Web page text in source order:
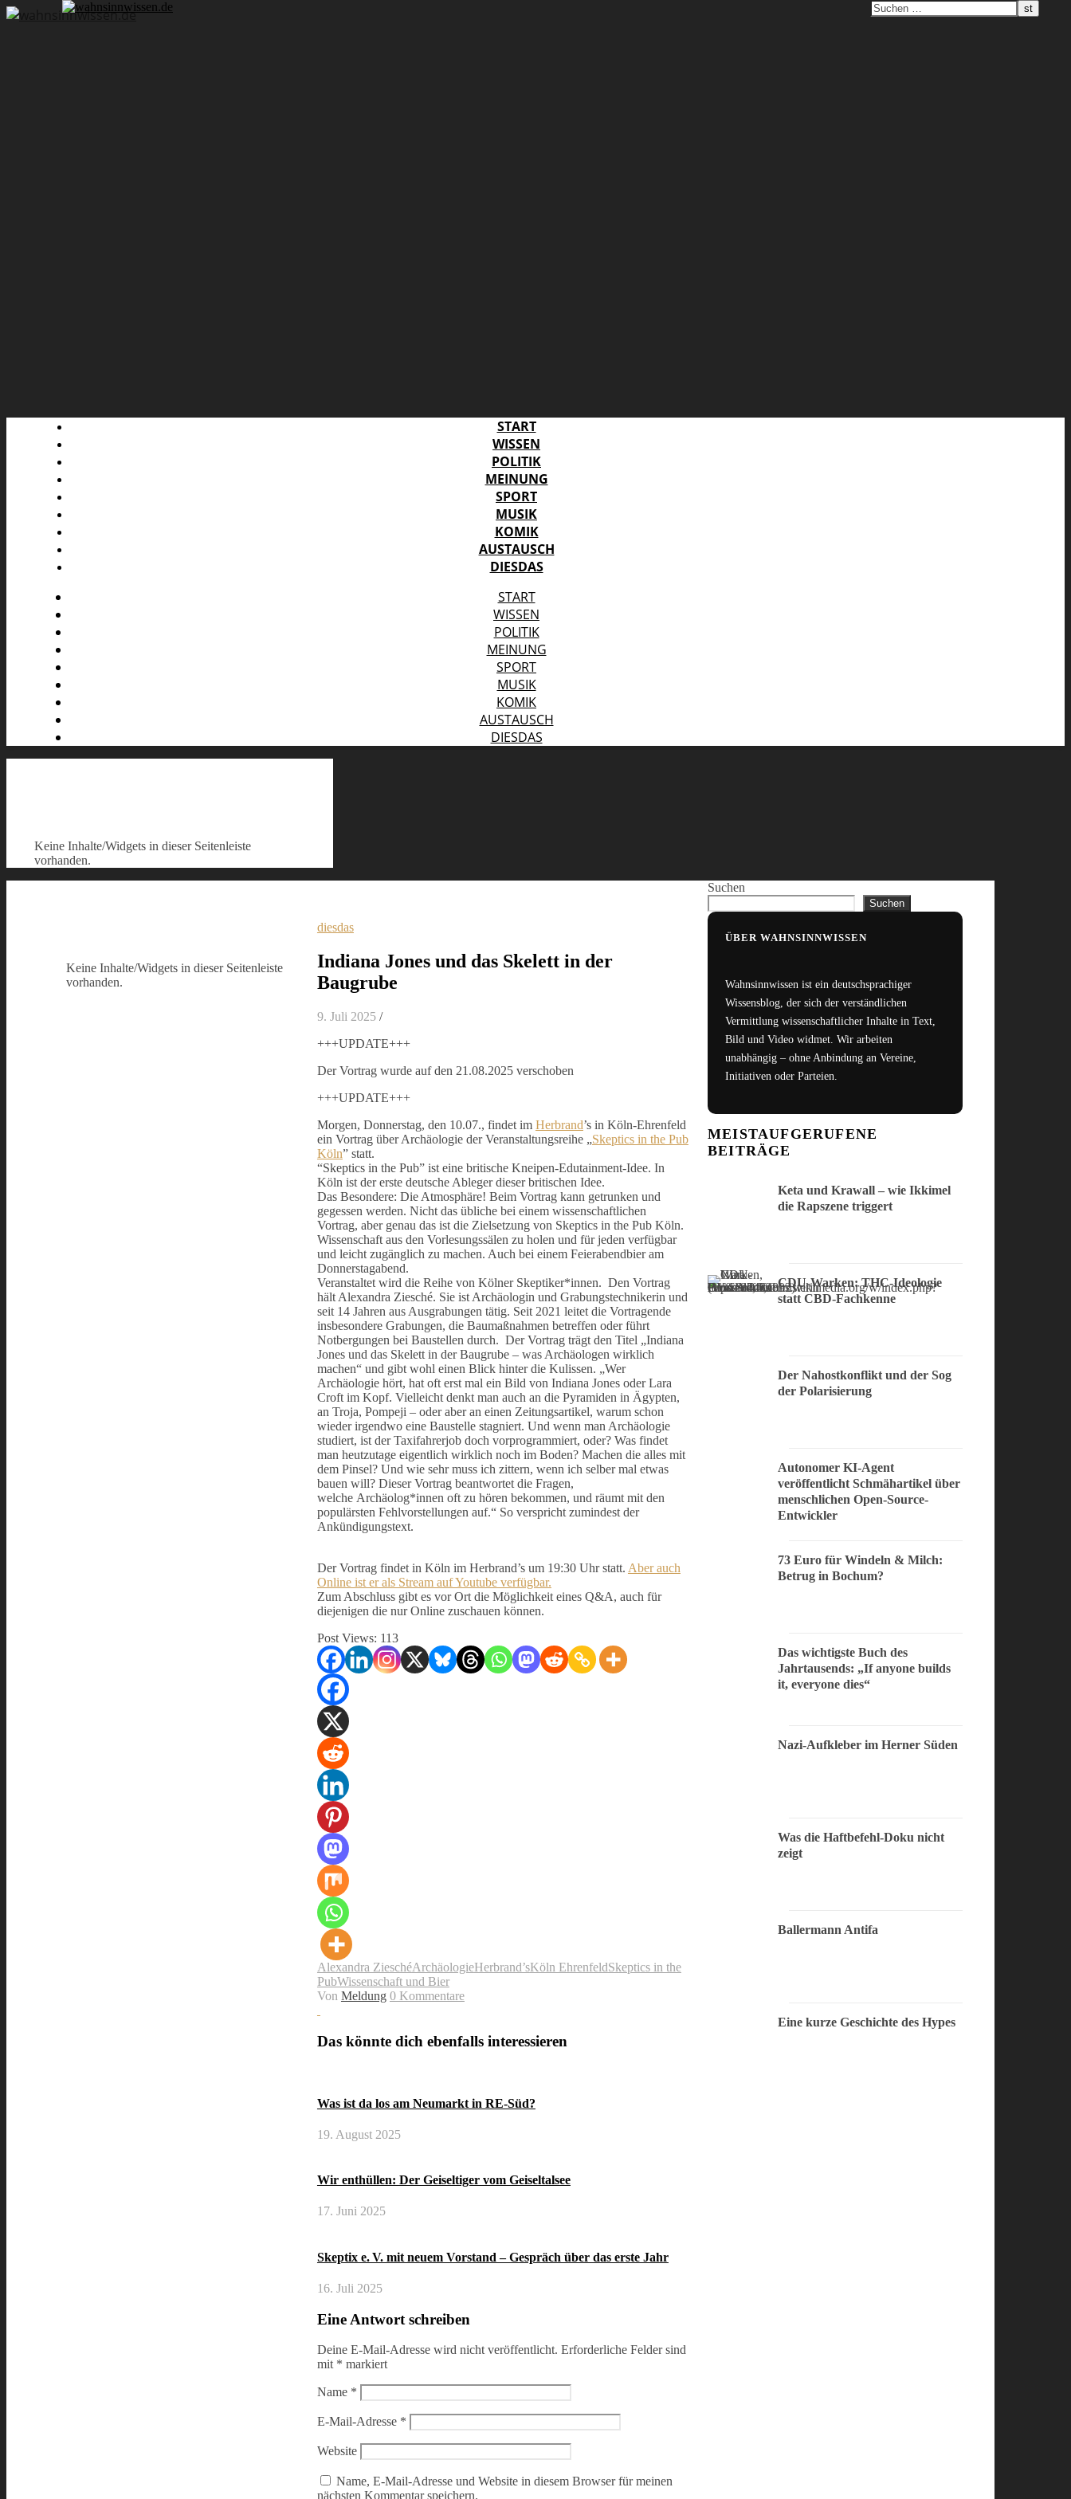
START
WISSEN
POLITIK
MEINUNG
SPORT
MUSIK
KOMIK
AUSTAUSCH
DIESDAS
START
WISSEN
POLITIK
MEINUNG
SPORT
MUSIK
KOMIK
AUSTAUSCH
DIESDAS
Keine Inhalte/Widgets in dieser Seitenleiste
vorhanden.
Keine Inhalte/Widgets in dieser Seitenleiste
vorhanden.
diesdas
Indiana Jones und das Skelett in der
Baugrube
9. Juli 2025 /
+++UPDATE+++
Der Vortrag wurde auf den 21.08.2025 verschoben
+++UPDATE+++
Morgen, Donnerstag, den 10.07., findet im Herbrand’s in Köln-Ehrenfeld
ein Vortrag über Archäologie der Veranstaltungsreihe „Skeptics in the Pub
Köln” statt.
“Skeptics in the Pub” ist eine britische Kneipen-Edutainment-Idee. In
Köln ist der erste deutsche Ableger dieser britischen Idee.
Das Besondere: Die Atmosphäre! Beim Vortrag kann getrunken und
gegessen werden. Nicht das übliche bei einem wissenschaftlichen
Vortrag, aber genau das ist die Zielsetzung von Skeptics in the Pub Köln.
Wissenschaft aus den Vorlesungssälen zu holen und für jeden verfügbar
und leicht zugänglich zu machen. Auch bei einem Feierabendbier am
Donnerstagabend.
Veranstaltet wird die Reihe von Kölner Skeptiker*innen. Den Vortrag
hält Alexandra Ziesché. Sie ist Archäologin und Grabungstechnikerin und
seit 14 Jahren aus Ausgrabungen tätig. Seit 2021 leitet die Vortragende
insbesondere Grabungen, die Baumaßnahmen betreffen oder führt
Notbergungen bei Baustellen durch. Der Vortrag trägt den Titel „Indiana
Jones und das Skelett in der Baugrube – was Archäologen wirklich
machen“ und gibt wohl einen Blick hinter die Kulissen. „Wer
Archäologie hört, hat oft erst mal ein Bild von Indiana Jones oder Lara
Croft im Kopf. Vielleicht denkt man auch an die Pyramiden in Ägypten,
an Troja, Pompeji – oder aber an einen Zeitungsartikel, warum schon
wieder irgendwo eine Baustelle stagniert. Und wenn man Archäologie
studiert, ist der Taxifahrerjob doch vorprogrammiert, oder? Was findet
man heutzutage eigentlich wirklich noch im Boden? Machen die alles mit
dem Pinsel? Und wie sehr muss ich zittern, wenn ich selber mal etwas
bauen will? Dieser Vortrag beantwortet die Fragen,
welche Archäolog*innen oft zu hören bekommen, und räumt mit den
populärsten Fehlvorstellungen auf.“ So verspricht zumindest der
Ankündigungstext.
Der Vortrag findet in Köln im Herbrand’s um 19:30 Uhr statt. Aber auch
Online ist er als Stream auf Youtube verfügbar.
Zum Abschluss gibt es vor Ort die Möglichkeit eines Q&A, auch für
diejenigen die nur Online zuschauen können.
Post Views: 113
Alexandra ZieschéArchäologieHerbrand’sKöln EhrenfeldSkeptics in the
PubWissenschaft und Bier
Von Meldung 0 Kommentare
Das könnte dich ebenfalls interessieren
Was ist da los am Neumarkt in RE-Süd?
19. August 2025
Wir enthüllen: Der Geiseltiger vom Geiseltalsee
17. Juni 2025
Skeptix e. V. mit neuem Vorstand – Gespräch über das erste Jahr
16. Juli 2025
Eine Antwort schreiben
Deine E-Mail-Adresse wird nicht veröffentlicht. Erforderliche Felder sind
mit * markiert
Name *
E-Mail-Adresse *
Website
Name, E-Mail-Adresse und Website in diesem Browser für meinen
nächsten Kommentar speichern.
Suchen
Suchen
ÜBER WAHNSINNWISSEN
Wahnsinnwissen ist ein deutschsprachiger
Wissensblog, der sich der verständlichen
Vermittlung wissenschaftlicher Inhalte in Text,
Bild und Video widmet. Wir arbeiten
unabhängig – ohne Anbindung an Vereine,
Initiativen oder Parteien.
MEISTAUFGERUFENE
BEITRÄGE
Keta und Krawall – wie Ikkimel
die Rapszene triggert
CDU-Warken: THC-Ideologie
statt CBD-Fachkenne
Der Nahostkonflikt und der Sog
der Polarisierung
Autonomer KI-Agent
veröffentlicht Schmähartikel über
menschlichen Open-Source-
Entwickler
73 Euro für Windeln & Milch:
Betrug in Bochum?
Das wichtigste Buch des
Jahrtausends: „If anyone builds
it, everyone dies“
Nazi-Aufkleber im Herner Süden
Was die Haftbefehl-Doku nicht
zeigt
Ballermann Antifa
Eine kurze Geschichte des Hypes